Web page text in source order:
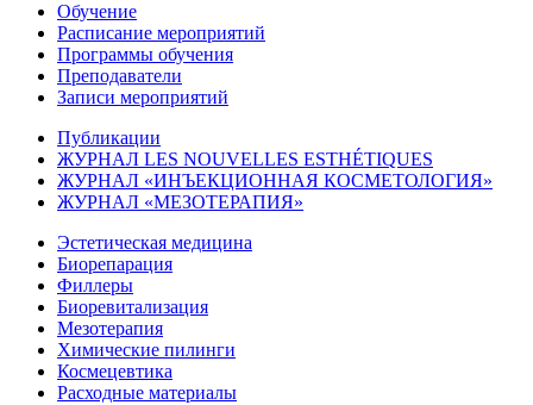
Обучение
Расписание мероприятий
Программы обучения
Преподаватели
Записи мероприятий
Публикации
ЖУРНАЛ LES NOUVELLES ESTHÉTIQUES
ЖУРНАЛ «ИНЪЕКЦИОННАЯ КОСМЕТОЛОГИЯ»
ЖУРНАЛ «МЕЗОТЕРАПИЯ»
Эстетическая медицина
Биорепарация
Филлеры
Биоревитализация
Мезотерапия
Химические пилинги
Космецевтика
Расходные материалы